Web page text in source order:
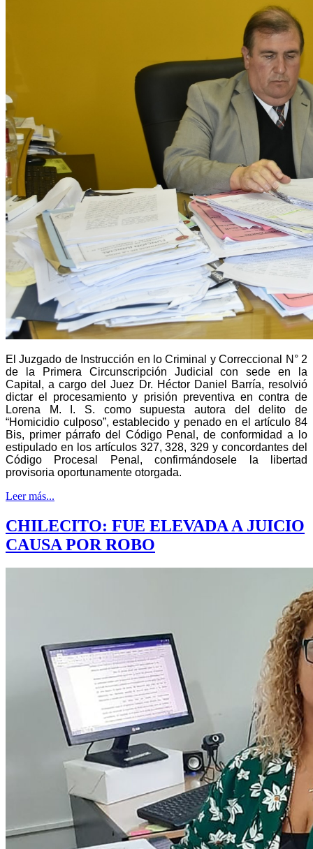
El Juzgado de Instrucción en lo Criminal y Correccional N° 2
de la Primera Circunscripción Judicial con sede en la
Capital, a cargo del Juez Dr. Héctor Daniel Barría, resolvió
dictar el procesamiento y prisión preventiva en contra de
Lorena M. I. S. como supuesta autora del delito de
“Homicidio culposo”, establecido y penado en el artículo 84
Bis, primer párrafo del Código Penal, de conformidad a lo
estipulado en los artículos 327, 328, 329 y concordantes del
Código Procesal Penal, confirmándosele la libertad
provisoria oportunamente otorgada.
Leer más...
CHILECITO: FUE ELEVADA A JUICIO
CAUSA POR ROBO